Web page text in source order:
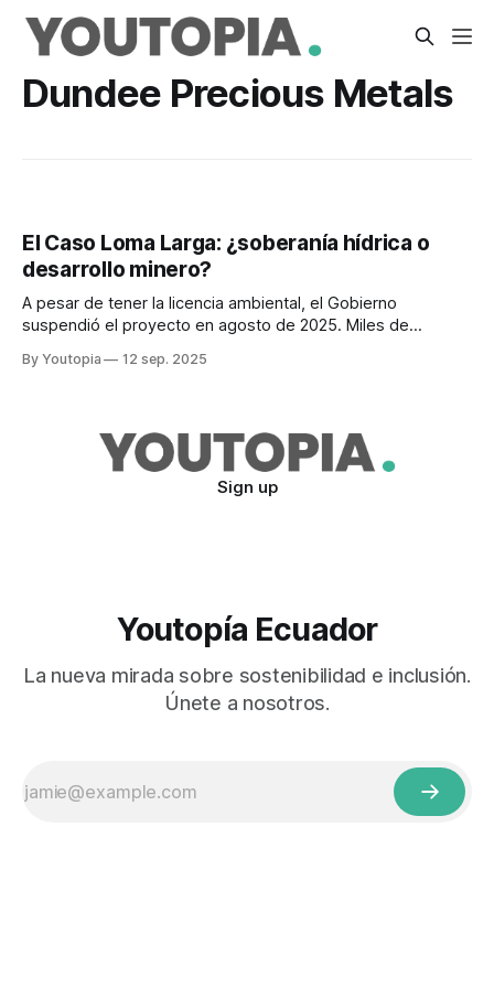
Dundee Precious Metals
El Caso Loma Larga: ¿soberanía hídrica o
desarrollo minero?
A pesar de tener la licencia ambiental, el Gobierno
suspendió el proyecto en agosto de 2025. Miles de
By Youtopia 12 sep. 2025
Sign up
Youtopía Ecuador
La nueva mirada sobre sostenibilidad e inclusión.
Únete a nosotros.